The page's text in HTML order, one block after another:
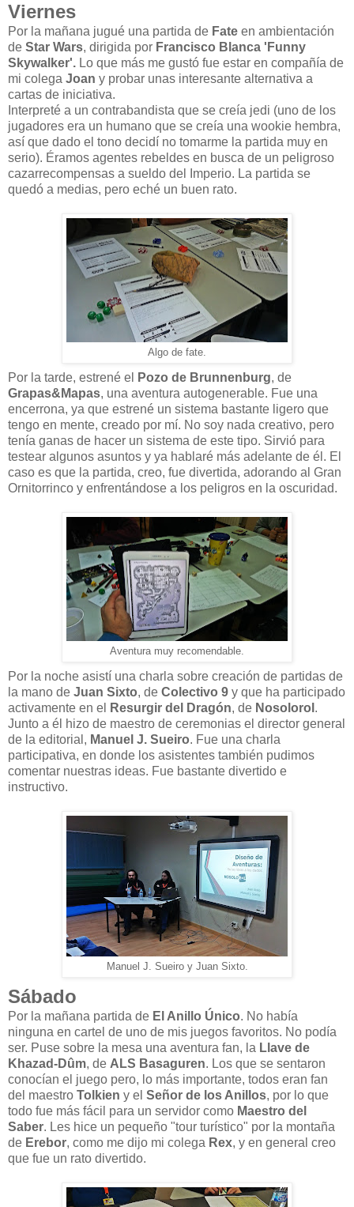
Viernes
Por la mañana jugué una partida de Fate en ambientación
de Star Wars, dirigida por Francisco Blanca 'Funny
Skywalker'. Lo que más me gustó fue estar en compañía de
mi colega Joan y probar unas interesante alternativa a
cartas de iniciativa.
Interpreté a un contrabandista que se creía jedi (uno de los
jugadores era un humano que se creía una wookie hembra,
así que dado el tono decidí no tomarme la partida muy en
serio). Éramos agentes rebeldes en busca de un peligroso
cazarrecompensas a sueldo del Imperio. La partida se
quedó a medias, pero eché un buen rato.
Algo de fate.
Por la tarde, estrené el Pozo de Brunnenburg, de
Grapas&Mapas, una aventura autogenerable. Fue una
encerrona, ya que estrené un sistema bastante ligero que
tengo en mente, creado por mí. No soy nada creativo, pero
tenía ganas de hacer un sistema de este tipo. Sirvió para
testear algunos asuntos y ya hablaré más adelante de él. El
caso es que la partida, creo, fue divertida, adorando al Gran
Ornitorrinco y enfrentándose a los peligros en la oscuridad.
Aventura muy recomendable.
Por la noche asistí una charla sobre creación de partidas de
la mano de Juan Sixto, de Colectivo 9 y que ha participado
activamente en el
Resurgir del Dragón, de Nosolorol .
Junto a él hizo de maestro de ceremonias el director general
de la editorial, Manuel J. Sueiro. Fue una charla
participativa, en donde los asistentes también pudimos
comentar nuestras ideas. Fue bastante divertido e
instructivo.
Manuel J. Sueiro y Juan Sixto.
Sábado
Por la mañana partida de El Anillo Único. No había
ninguna en cartel de uno de mis juegos favoritos. No podía
ser. Puse sobre la mesa una aventura fan, la Llave de
Khazad-Dûm, de ALS Basaguren. Los que se sentaron
conocían el juego pero, lo más importante, todos eran fan
del maestro Tolkien y el Señor de los Anillos, por lo que
todo fue más fácil para un servidor como Maestro del
Saber. Les hice un pequeño "tour turístico" por la montaña
de Erebor, como me dijo mi colega Rex, y en general creo
que fue un rato divertido.